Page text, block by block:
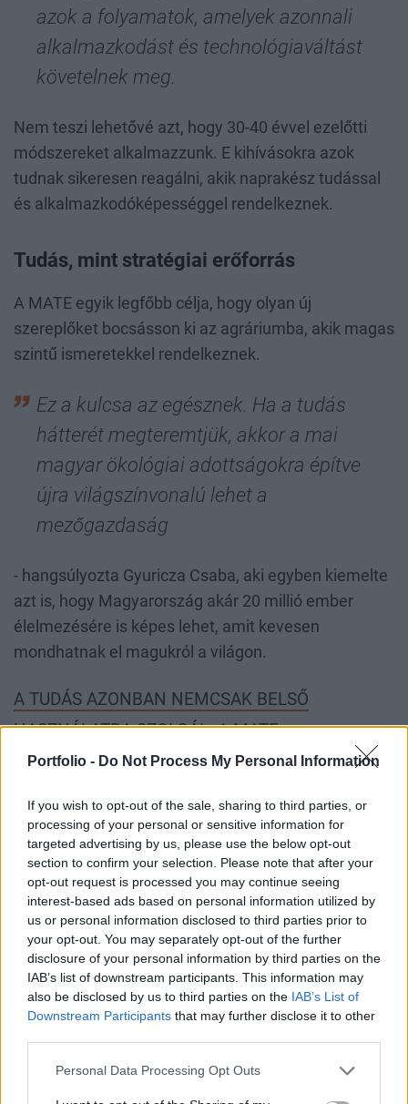
Portfolio - Do Not Process My Personal Information
If you wish to opt-out of the sale, sharing to third parties, or
processing of your personal or sensitive information for
targeted advertising by us, please use the below opt-out
section to confirm your selection. Please note that after your
opt-out request is processed you may continue seeing
interest-based ads based on personal information utilized by
us or personal information disclosed to third parties prior to
your opt-out. You may separately opt-out of the further
disclosure of your personal information by third parties on the
IAB’s list of downstream participants. This information may
also be disclosed by us to third parties on the IAB’s List of
Downstream Participants that may further disclose it to other
Personal Data Processing Opt Outs
azok a folyamatok, amelyek azonnali
alkalmazkodást és technológiaváltást
követelnek meg.
Nem teszi lehetővé azt, hogy 30-40 évvel ezelőtti
módszereket alkalmazzunk. E kihívásokra azok
tudnak sikeresen reagálni, akik naprakész tudással
és alkalmazkodóképességgel rendelkeznek.
Tudás, mint stratégiai erőforrás
A MATE egyik legfőbb célja, hogy olyan új
szereplőket bocsásson ki az agráriumba, akik magas
szintű ismeretekkel rendelkeznek.
Ez a kulcsa az egésznek. Ha a tudás
hátterét megteremtjük, akkor a mai
magyar ökológiai adottságokra építve
újra világszínvonalú lehet a
mezőgazdaság
- hangsúlyozta Gyuricza Csaba, aki egyben kiemelte
azt is, hogy Magyarország akár 20 millió ember
élelmezésére is képes lehet, amit kevesen
mondhatnak el magukról a világon.
A TUDÁS AZONBAN NEMCSAK BELSŐ
HASZNÁLATRA SZOLGÁL. A MATE
STRATÉGIÁJÁNAK FONTOS ELEME A
KÜLÖNÖSEN EURÓPÁN KÍVÜLI ORSZÁGOK
IRÁNYÁBA.
Akár közvetve, akár közvetlenül, körülbelül 1
milliárd ember élelmiszerellátásához tudunk
hozzájárulni. Ennek része az is, hogy jelenleg
csaknem 2000 külföldi hallgató tanul az egyetemen
113 országból, akik hazatérve a magyar
mezőgazdaság nagyköveteivé válhatnak.
Töredezettségből központosítás